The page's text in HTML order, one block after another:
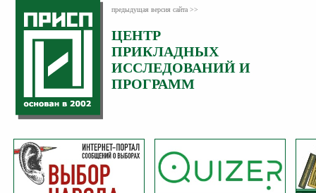
предыдущая версия сайта >>
ЦЕНТР
ПРИКЛАДНЫХ
ИССЛЕДОВАНИЙ И
ПРОГРАММ
Категория:
Комментарии